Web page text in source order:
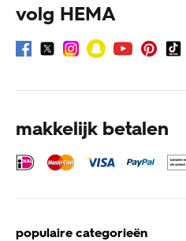
volg HEMA
makkelijk betalen
populaire categorieën